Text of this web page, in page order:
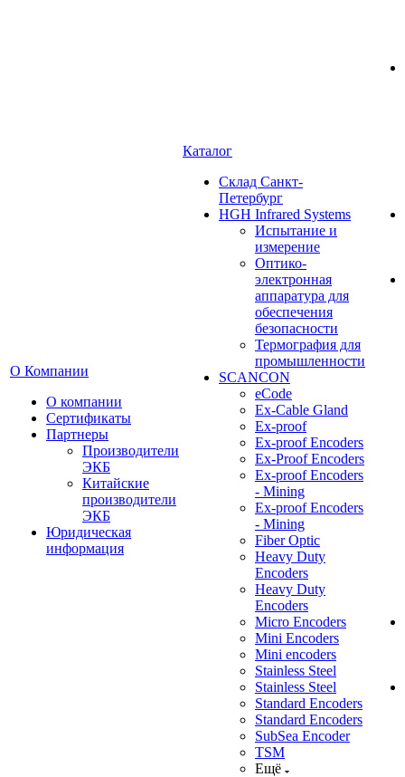
О Компании
О компании
Сертификаты
Партнеры
Производители
ЭКБ
Китайские
производители
ЭКБ
Юридическая
информация
Каталог
Cклад Санкт-
Петербург
HGH Infrared Systems
Испытание и
измерение
Оптико-
электронная
аппаратура для
обеспечения
безопасности
Термография для
промышленности
SCANCON
eCode
Ex-Cable Gland
Ex-proof
Ex-proof Encoders
Ex-Proof Encoders
Ex-proof Encoders
- Mining
Ex-proof Encoders
- Mining
Fiber Optic
Heavy Duty
Encoders
Heavy Duty
Encoders
Micro Encoders
Mini Encoders
Mini encoders
Stainless Steel
Stainless Steel
Standard Encoders
Standard Encoders
SubSea Encoder
TSM
Ещё